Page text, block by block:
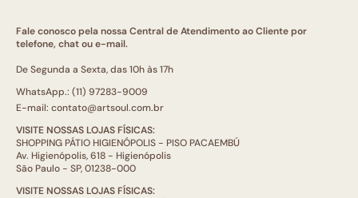
Fale conosco pela nossa Central de Atendimento ao Cliente por
telefone, chat ou e-mail.
De Segunda a Sexta, das 10h às 17h
WhatsApp.: (11) 97283-9009
E-mail: contato@artsoul.com.br
VISITE NOSSAS LOJAS FÍSICAS:
SHOPPING PÁTIO HIGIENÓPOLIS - PISO PACAEMBÚ
Av. Higienópolis, 618 - Higienópolis
São Paulo - SP, 01238-000
VISITE NOSSAS LOJAS FÍSICAS: